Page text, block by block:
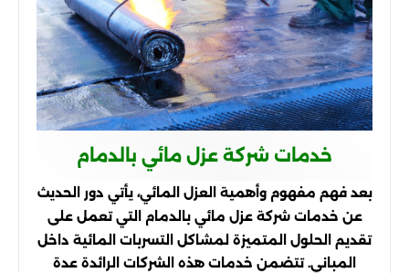
خدمات شركة عزل مائي بالدمام
بعد فهم مفهوم وأهمية العزل المائي، يأتي دور الحديث
عن خدمات شركة عزل مائي بالدمام التي تعمل على
تقديم الحلول المتميزة لمشاكل التسربات المائية داخل
المباني. تتضمن خدمات هذه الشركات الرائدة عدة